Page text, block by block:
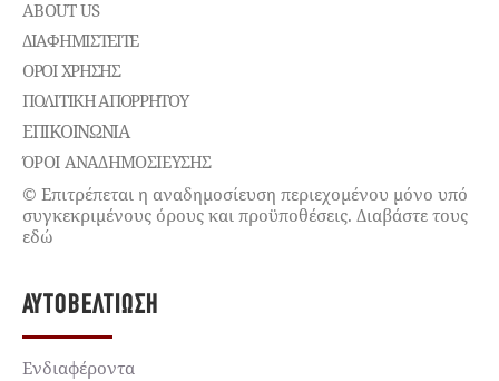
ABOUT US
ΔΙΑΦΗΜΙΣΤΕΊΤΕ
ΌΡΟΙ ΧΡΉΣΗΣ
ΠΟΛΙΤΙΚΉ ΑΠΟΡΡΉΤΟΥ
ΕΠΙΚΟΙΝΩΝΊΑ
ΌΡΟΙ ΑΝΑΔΗΜΟΣΙΕΥΣΗΣ
© Επιτρέπεται η αναδημοσίευση περιεχομένου μόνο υπό
συγκεκριμένους όρους και προϋποθέσεις. Διαβάστε τους
εδώ
ΑΥΤΟΒΕΛΤΊΩΣΗ
Ενδιαφέροντα